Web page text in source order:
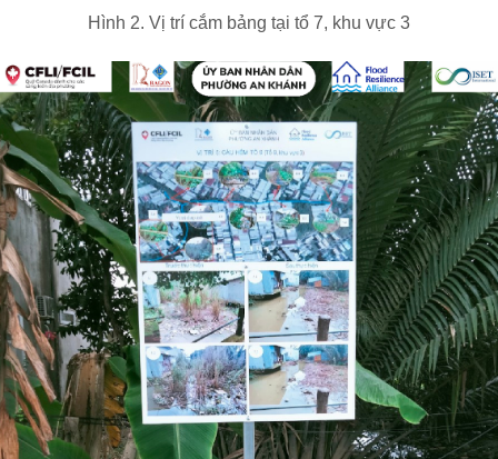
Hình 2. Vị trí cắm bảng tại tổ 7, khu vực 3